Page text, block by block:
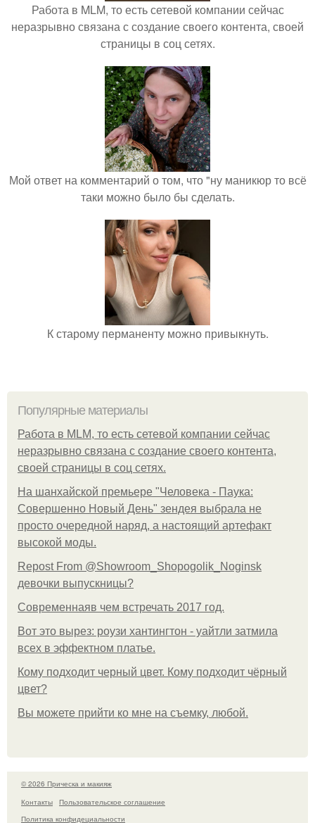
Работа в MLM, то есть сетевой компании сейчас
неразрывно связана с создание своего контента, своей
страницы в соц сетях.
Мой ответ на комментарий о том, что "ну маникюр то всё
таки можно было бы сделать.
К старому перманенту можно привыкнуть.
Популярные материалы
Работа в MLM, то есть сетевой компании сейчас
неразрывно связана с создание своего контента,
своей страницы в соц сетях.
На шанхайской премьере "Человека - Паука:
Совершенно Новый День" зендея выбрала не
просто очередной наряд, а настоящий артефакт
высокой моды.
Repost From @Showroom_Shopogolik_Noginsk
девочки выпускницы?
Современнаяв чем встречать 2017 год.
Вот это вырез: роузи хантингтон - уайтли затмила
всех в эффектном платьe.
Кому подходит черный цвет. Кому подходит чёрный
цвет?
Вы можете прийти ко мне на съемку, любой.
© 2026 Прическа и макияж
Контакты
Пользовательское соглашение
Политика конфидециальности